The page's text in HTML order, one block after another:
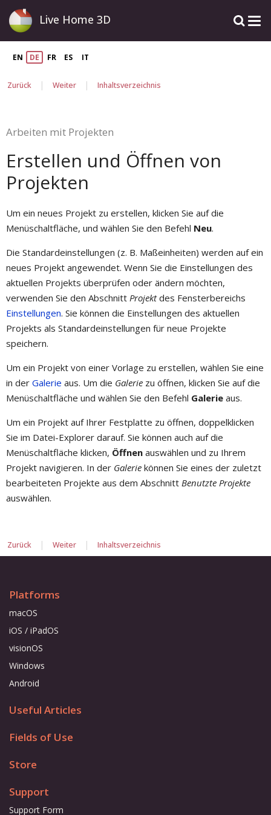
Live Home 3D
EN DE FR ES IT
Zurück | Weiter | Inhaltsverzeichnis
Arbeiten mit Projekten
Erstellen und Öffnen von
Projekten
Um ein neues Projekt zu erstellen, klicken Sie auf die
Menüschaltfläche, und wählen Sie den Befehl Neu.
Die Standardeinstellungen (z. B. Maßeinheiten) werden auf ein
neues Projekt angewendet. Wenn Sie die Einstellungen des
aktuellen Projekts überprüfen oder ändern möchten,
verwenden Sie den Abschnitt Projektdes Fensterbereichs
Einstellungen. Sie können die Einstellungen des aktuellen
Projekts als Standardeinstellungen für neue Projekte
speichern.
Um ein Projekt von einer Vorlage zu erstellen, wählen Sie eine
in der Galerie aus. Um die Galerie zu öffnen, klicken Sie auf die
Menüschaltfläche und wählen Sie den Befehl Galerie aus.
Um ein Projekt auf Ihrer Festplatte zu öffnen, doppelklicken
Sie im Datei-Explorer darauf. Sie können auch auf die
Menüschaltfläche klicken, Öffnen auswählen und zu Ihrem
Projekt navigieren. In der Galerie können Sie eines der zuletzt
bearbeiteten Projekte aus dem Abschnitt Benutzte Projekte
auswählen.
Zurück | Weiter | Inhaltsverzeichnis
Platforms
macOS
iOS / iPadOS
visionOS
Windows
Android
Useful Articles
Fields of Use
Store
Support
Support Form